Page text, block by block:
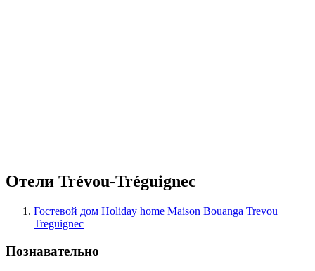
Отели Trévou-Tréguignec
Гостевой дом Holiday home Maison Bouanga Trevou
Treguignec
Познавательно